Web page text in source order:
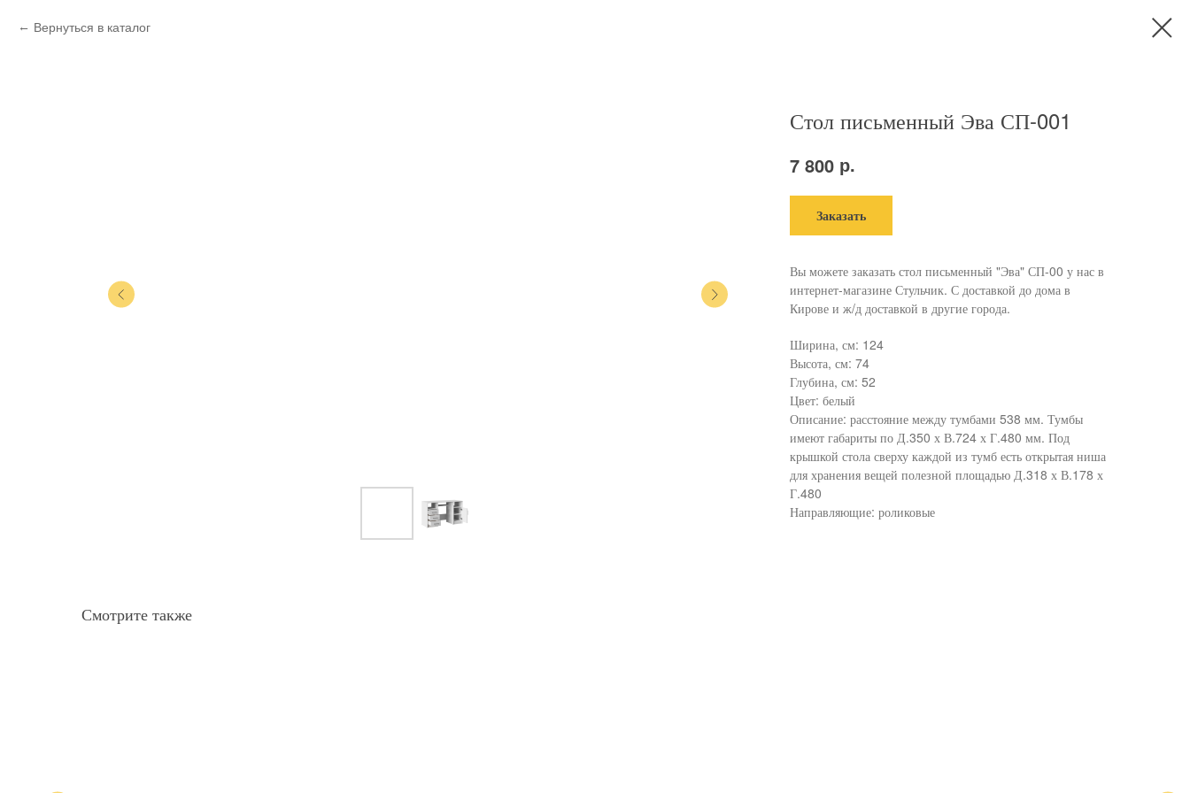
Вернуться в каталог
Стол письменный Эва СП-001
7 800 р.
Заказать
Вы можете заказать стол письменный "Эва" СП-00 у нас в
интернет-магазине Стульчик. С доставкой до дома в
Кирове и ж/д доставкой в другие города.
Ширина, см: 124
Высота, см: 74
Глубина, см: 52
Цвет: белый
Описание: расстояние между тумбами 538 мм. Тумбы
имеют габариты по Д.350 х В.724 х Г.480 мм. Под
крышкой стола сверху каждой из тумб есть открытая ниша
для хранения вещей полезной площадью Д.318 х В.178 х
Г.480
Направляющие: роликовые
Смотрите также